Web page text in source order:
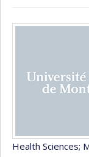
Health Sciences;